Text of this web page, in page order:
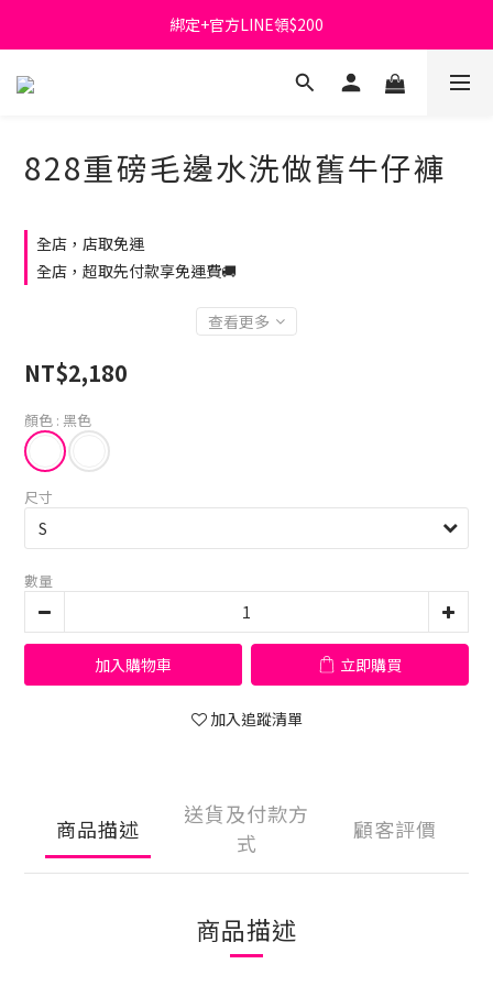
首購免運費🚚
綁定+官方LINE領$200
出清特價_買一送一
828重磅毛邊水洗做舊牛仔褲
全店，店取免運
全店，超取先付款享免運費🚚
查看更多
NT$2,180
顏色 : 黑色
尺寸
數量
加入購物車 立即購買
加入追蹤清單
商品描述
送貨及付款方
式
顧客評價
商品描述